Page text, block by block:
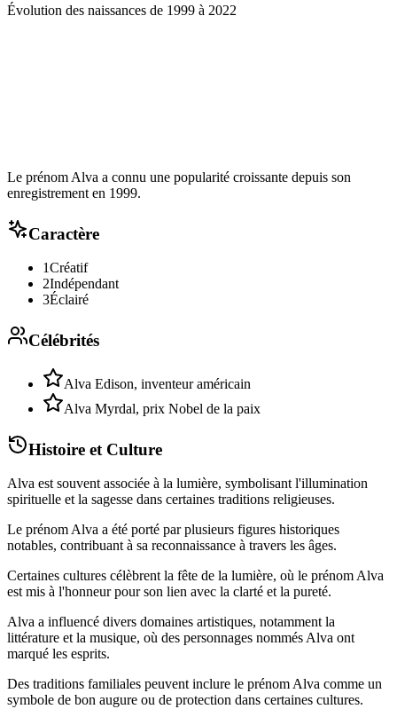
Évolution des naissances de 1999 à 2022
Le prénom Alva a connu une popularité croissante depuis son
enregistrement en 1999.
Caractère
1Créatif
2Indépendant
3Éclairé
Célébrités
Alva Edison, inventeur américain
Alva Myrdal, prix Nobel de la paix
Histoire et Culture
Alva est souvent associée à la lumière, symbolisant l'illumination
spirituelle et la sagesse dans certaines traditions religieuses.
Le prénom Alva a été porté par plusieurs figures historiques
notables, contribuant à sa reconnaissance à travers les âges.
Certaines cultures célèbrent la fête de la lumière, où le prénom Alva
est mis à l'honneur pour son lien avec la clarté et la pureté.
Alva a influencé divers domaines artistiques, notamment la
littérature et la musique, où des personnages nommés Alva ont
marqué les esprits.
Des traditions familiales peuvent inclure le prénom Alva comme un
symbole de bon augure ou de protection dans certaines cultures.